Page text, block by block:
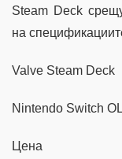
Steam Deck
на
Valve Steam Deck
Nintendo Switch
Цена